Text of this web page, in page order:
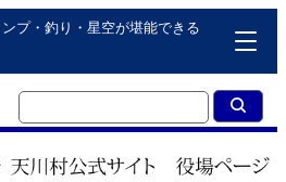
プ・釣り・星空が堪能できる